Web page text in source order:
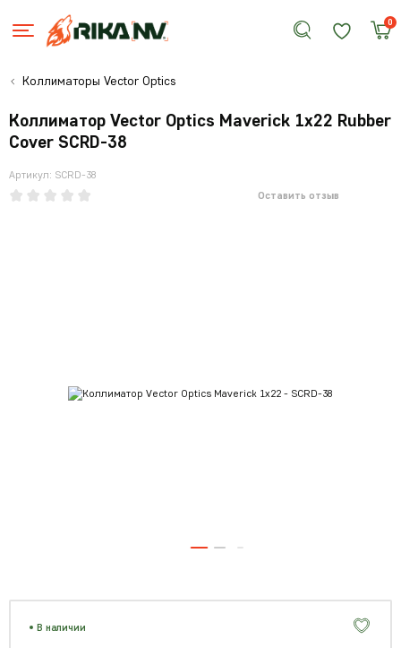
0
Коллиматоры Vector Optics
Коллиматор Vector Optics Maverick 1x22 Rubber
Cover SCRD-38
Артикул: SCRD-38
Оставить отзыв
В наличии